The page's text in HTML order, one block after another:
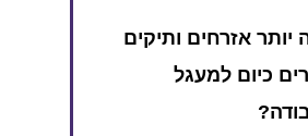
יותר אזרחים ותיקים
כיום למעגל